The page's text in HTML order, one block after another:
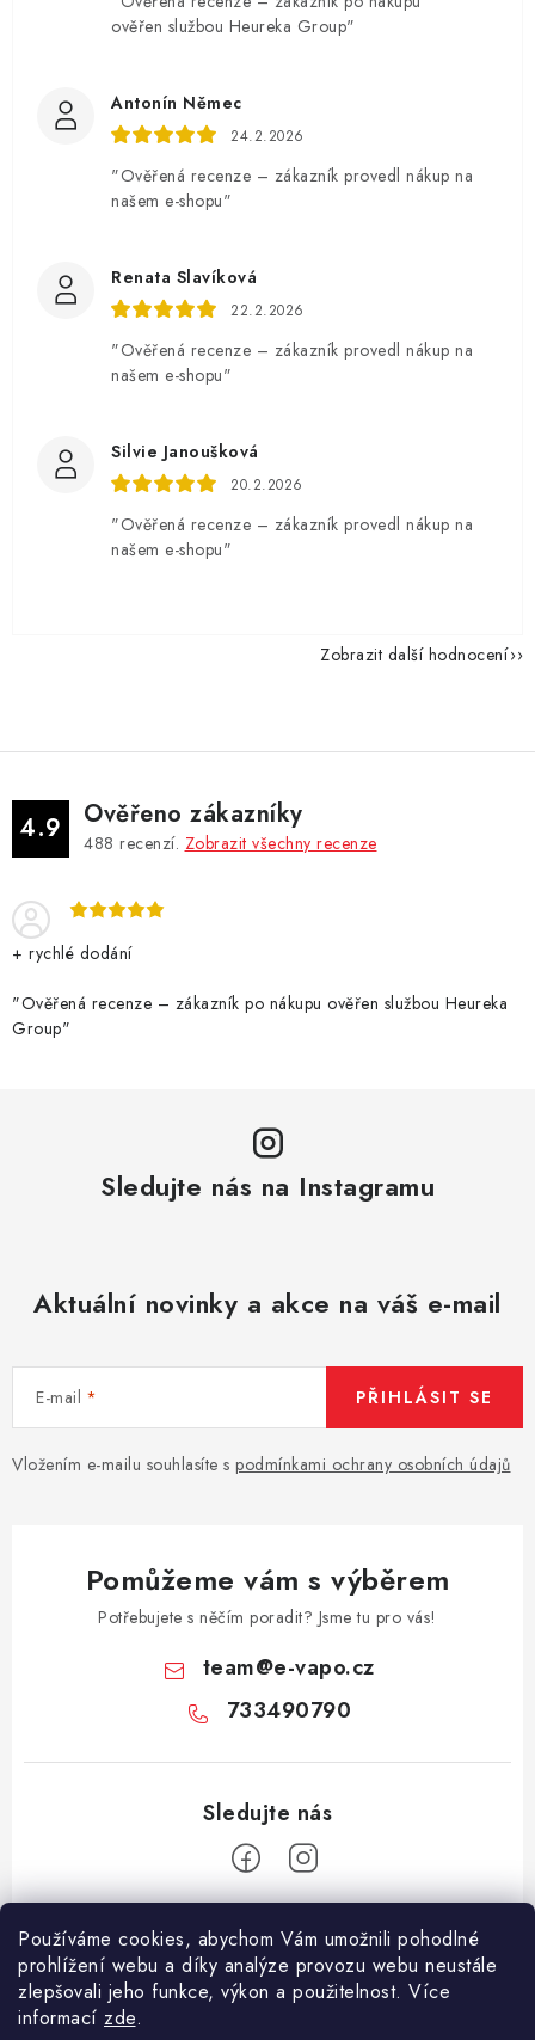
Používáme cookies, abychom Vám umožnili pohodlné
prohlížení webu a díky analýze provozu webu neustále
zlepšovali jeho funkce, výkon a použitelnost. Více
informací zde.
ověřen službou Heureka Group"
Antonín Němec
24.2.2026
"Ověřená recenze – zákazník provedl nákup na
našem e-shopu"
Renata Slavíková
22.2.2026
"Ověřená recenze – zákazník provedl nákup na
našem e-shopu"
Silvie Janoušková
20.2.2026
"Ověřená recenze – zákazník provedl nákup na
našem e-shopu"
Zobrazit další hodnocení
4.9 Ověřeno zákazníky
488 recenzí. Zobrazit všechny recenze
+ rychlé dodání
"Ověřená recenze – zákazník po nákupu ověřen službou Heureka
Group"
Sledujte nás na Instagramu
Aktuální novinky a akce na váš e-mail
E-mail
Vložením e-mailu souhlasíte s podmínkami ochrany osobních údajů
PŘIHLÁSIT SE
Pomůžeme vám s výběrem
Potřebujete s něčím poradit? Jsme tu pro vás!
team@e-vapo.cz
733490790
Z
Facebook